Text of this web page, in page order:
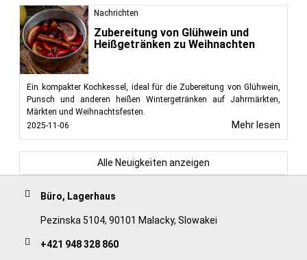
Nachrichten
Zubereitung von Glühwein und
Heißgetränken zu Weihnachten
Ein kompakter Kochkessel, ideal für die Zubereitung von Glühwein,
Punsch und anderen heißen Wintergetränken auf Jahrmärkten,
Märkten und Weihnachtsfesten.
2025-11-06
Mehr lesen
Alle Neuigkeiten anzeigen
Büro, Lagerhaus
Pezinska 5104, 90101 Malacky, Slowakei
+421 948 328 860